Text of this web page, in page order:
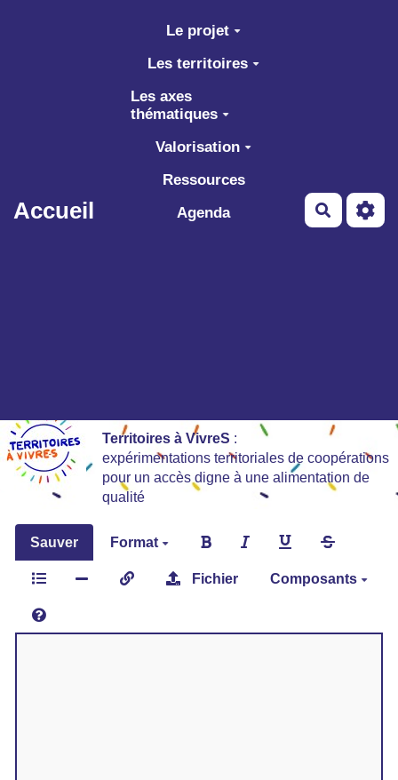
Aller au contenu principal
Accueil
Le projet
Les territoires
Les axes
thématiques
Valorisation
Ressources
Agenda
Territoires à VivreS :
expérimentations territoriales de coopérations
pour un accès digne à une alimentation de
qualité
Sauver Format
Fichier Composants